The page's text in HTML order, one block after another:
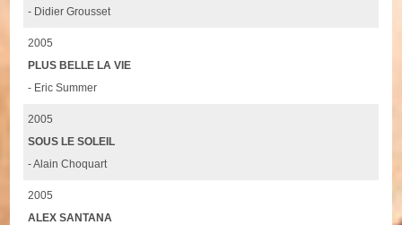
- Didier Grousset
2005
PLUS BELLE LA VIE
- Eric Summer
2005
SOUS LE SOLEIL
- Alain Choquart
2005
ALEX SANTANA